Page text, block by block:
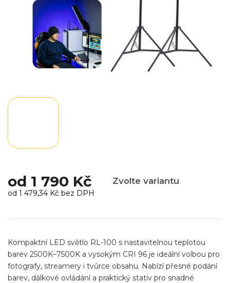
od 1 790 Kč Zvolte variantu
od 1 479,34 Kč bez DPH
cena:
Kompaktní LED světlo RL-100 s nastavitelnou teplotou
barev 2500K–7500K a vysokým CRI 96 je ideální volbou pro
fotografy, streamery i tvůrce obsahu. Nabízí přesné podání
barev, dálkové ovládání a praktický stativ pro snadné